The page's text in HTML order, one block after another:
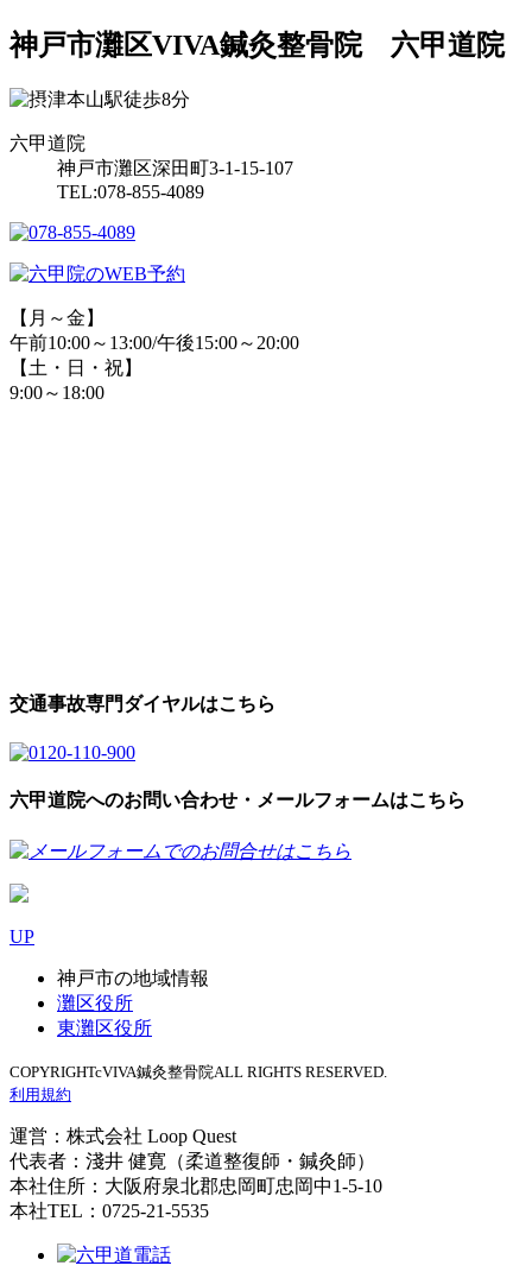
神戸市灘区VIVA鍼灸整骨院 六甲道院
六甲道院
神戸市灘区深田町3-1-15-107
TEL:078-855-4089
【月～金】
午前10:00～13:00/午後15:00～20:00
【土・日・祝】
9:00～18:00
交通事故専門ダイヤルはこちら
六甲道院へのお問い合わせ・メールフォームはこちら
UP
神戸市の地域情報
灘区役所
東灘区役所
COPYRIGHTcVIVA鍼灸整骨院ALL RIGHTS RESERVED.
利用規約
運営：株式会社 Loop Quest
代表者：淺井 健寛（柔道整復師・鍼灸師）
本社住所：大阪府泉北郡忠岡町忠岡中1-5-10
本社TEL：0725-21-5535